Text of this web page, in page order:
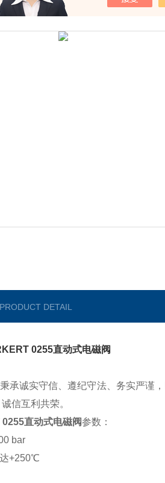
DETAIL
0255直动式电磁阀
秉承诚实守信、遵纪守法、务实严谨
信互利共荣。
直动式电磁阀参数：
bar
+250℃